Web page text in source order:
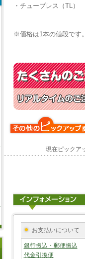
・チューブレス（TL）
※価格は1本の値段です
現在ピックア
お支払いについて
銀行振込・郵便振込
代金引換便